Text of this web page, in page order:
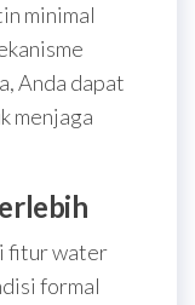
minimal
Anda dapat
menjaga
fitur water
formal